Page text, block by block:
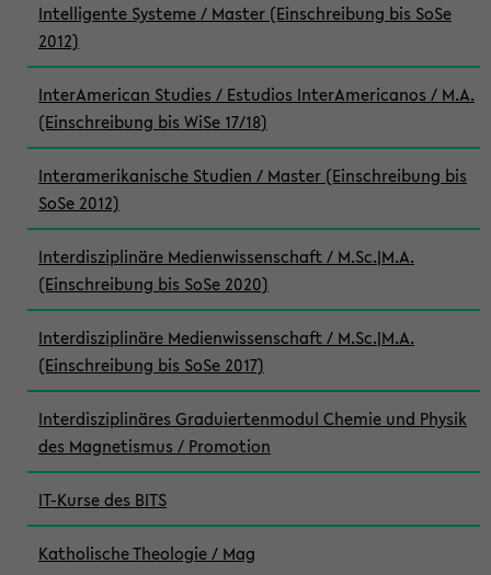
Intelligente Systeme / Master (Einschreibung bis SoSe
2012)
InterAmerican Studies / Estudios InterAmericanos / M.A.
(Einschreibung bis WiSe 17/18)
Interamerikanische Studien / Master (Einschreibung bis
SoSe 2012)
Interdisziplinäre Medienwissenschaft / M.Sc.|M.A.
(Einschreibung bis SoSe 2020)
Interdisziplinäre Medienwissenschaft / M.Sc.|M.A.
(Einschreibung bis SoSe 2017)
Interdisziplinäres Graduiertenmodul Chemie und Physik
des Magnetismus / Promotion
IT-Kurse des BITS
Katholische Theologie / Mag